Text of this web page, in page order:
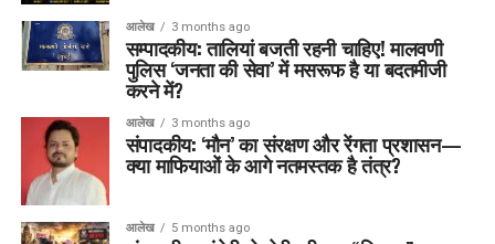
आलेख 3 months ago
सम्पादकीय: तालियां बजती रहनी चाहिए! मालवणी
पुलिस ‘जनता की सेवा’ में मसरूफ है या बदतमीजी
करने में?
आलेख 3 months ago
संपादकीय: ‘मौन’ का संरक्षण और रेंगता प्रशासन—
क्या माफियाओं के आगे नतमस्तक है तंत्र?
आलेख 5 months ago